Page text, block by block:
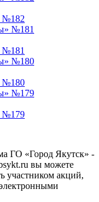
№182
№181
№180
№179
ГО «Город Якутск» -
вы можете
участником акций,